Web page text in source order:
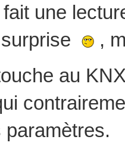
une
,
au